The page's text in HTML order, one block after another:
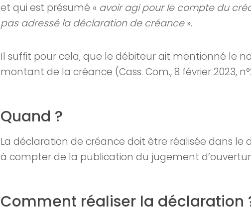
et qui est présumé « avoir agi pour le compte du
pas adressé la déclaration de créance».
Il suffit pour cela, que le débiteur ait mentionné le
montant de la créance (Cass. Com., 8 février 2023,
Quand ?
La déclaration de créance doit être réalisée dans le
à compter de la publication du jugement
Comment réaliser la déclaration